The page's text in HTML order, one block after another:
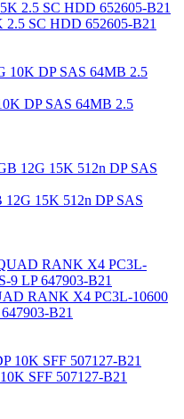
SC HDD 652605-B21
DP SAS 64MB 2.5
12G 15K 512n DP SAS
RANK X4 PC3L-10600
B21
SFF 507127-B21